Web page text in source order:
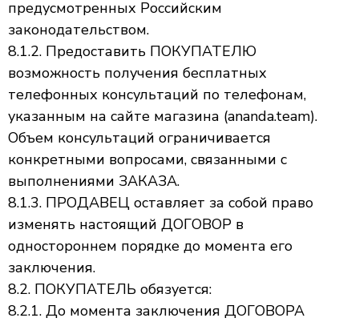
предусмотренных Российским
законодательством.
8.1.2. Предоставить ПОКУПАТЕЛЮ
возможность получения бесплатных
телефонных консультаций по телефонам,
указанным на сайте магазина (ananda.team).
Объем консультаций ограничивается
конкретными вопросами, связанными с
выполнениями ЗАКАЗА.
8.1.3. ПРОДАВЕЦ оставляет за собой право
изменять настоящий ДОГОВОР в
одностороннем порядке до момента его
заключения.
8.2. ПОКУПАТЕЛЬ обязуется:
8.2.1. До момента заключения ДОГОВОРА